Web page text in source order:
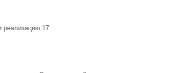
реализацию 17